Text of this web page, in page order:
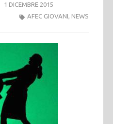
1 DICEMBRE 2015
AFEC GIOVANI, NEWS